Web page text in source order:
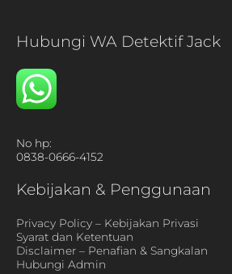
Hubungi WA Detektif Jack
No hp:
0838-0666-4152
Kebijakan & Penggunaan
Privacy Policy – Kebijakan Privasi
Syarat dan Ketentuan
Disclaimer – Penafian & Sangkalan
Hubungi Admin